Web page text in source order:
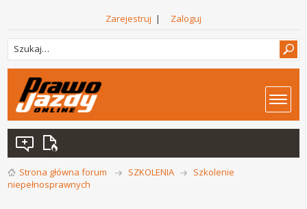
Zarejestruj | Zaloguj
Strona główna forum SZKOLENIA
Szkolenie
niepełnosprawnych